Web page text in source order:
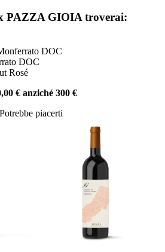
PAZZA GIOIA troverai:
DOC
DOC
Rosé
€ anziché 300 €
Potrebbe piacerti